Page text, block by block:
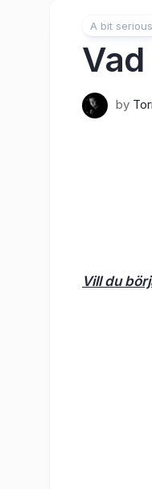
A bit serious
by
Vill du